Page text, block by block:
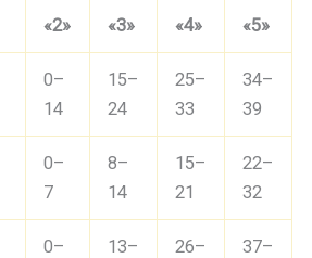
«2» «3» «4» «5»
0–
14
15–
24
25–
33
34–
39
0–
7
8–
14
15–
21
22–
32
0–
13–
26–
37–